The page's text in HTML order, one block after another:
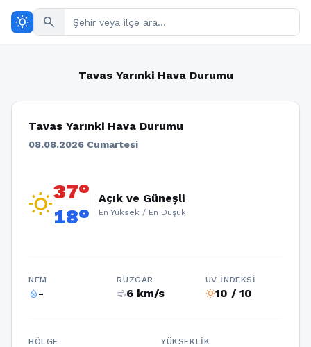
wb_sunny search
Tavas Yarınki Hava Durumu
Tavas Yarınki Hava Durumu
08.08.2026 Cumartesi
wb_sunny37°
18°
Açık ve Güneşli
En Yüksek / En Düşük
NEM
humidity_percentage-
RÜZGAR
air6 km/s
UV İNDEKSI
wb_sunny10 / 10
BÖLGE YÜKSEKLIK